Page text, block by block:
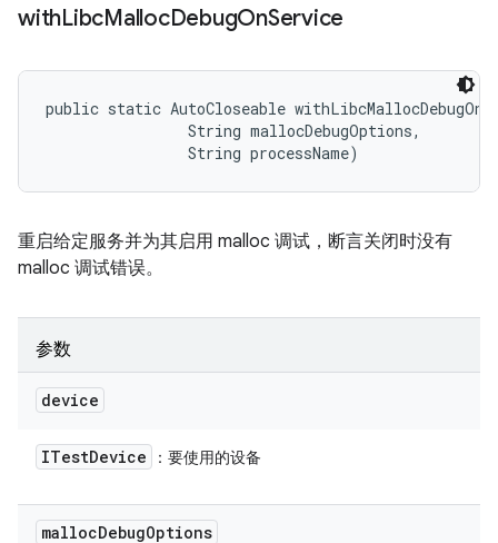
withLibcMallocDebugOnService
public static AutoCloseable
                String mallocDebugOptions,
                String processName)
重启给定服务并为其启用 malloc 调试，断言关闭时没有
malloc 调试错误。
参数
device
ITestDevice ：要使用的设备
mallocDebugOptions